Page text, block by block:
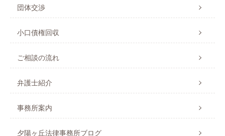
団体交渉
小口債権回収
ご相談の流れ
弁護士紹介
事務所案内
夕陽ヶ丘法律事務所ブログ